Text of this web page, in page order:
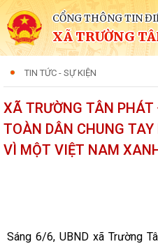
CỔNG THÔNG TIN
XÃ TRƯỜNG
TIN TỨC - SỰ KIỆN
XÃ TRƯỜNG TÂN
TOÀN DÂN CHUNG
VÌ MỘT VIỆT NAM
Sáng 6/6, UBND xã Trường